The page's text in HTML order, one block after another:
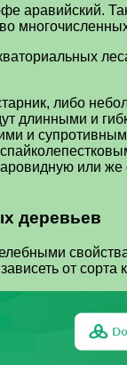
аравийский.
либо
длинными и
и
или
деревьев
от сорта